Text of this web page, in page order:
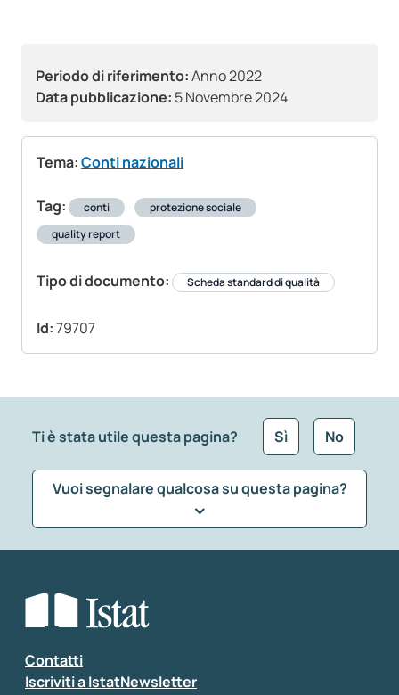
Periodo di riferimento:Anno 2022
Data pubblicazione: 5 Novembre 2024
Tema:Conti nazionali
Tag: conti
protezione sociale
quality report
Tipo di documento: Scheda standard di qualità
Id:79707
Ti è stata utile questa pagina? Sì No
Vuoi segnalare qualcosa su questa pagina?
Seleziona la tipologia della segnalazione
Inserisci il tuo commento
Contatti
Iscriviti a IstatNewsletter